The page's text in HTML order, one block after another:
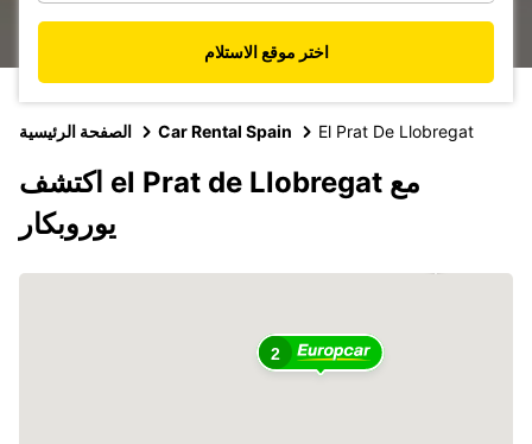
اختر موقع الاستلام
الصفحة الرئيسية Car Rental Spain El Prat De Llobregat
اكتشف el Prat de Llobregat مع
يوروبكار
2